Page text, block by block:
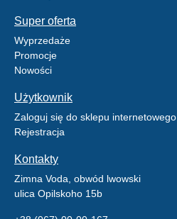
Super oferta
Wyprzedaże
Promocje
Nowości
Użytkownik
Zaloguj się do sklepu internetowego
Rejestracja
Kontakty
Zimna Voda, obwód lwowski
ulica Opilskoho 15b